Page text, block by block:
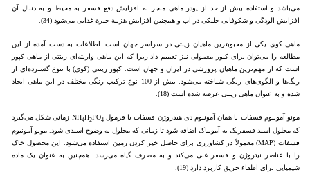
می‌باشد و استفاده بیش از حد از پودر ماهی منجر به افزایش دفع فسفر به محیط و به دنبال آن
افزایش آلودگی و شکوفایی جلبکی در آب و همچنین افزایش هزینۀ جیرۀ غذایی می‌شود (34).
ماهی کوی یکی از محبوب‎ترین ماهیان زینتی در سراسر جهان است. اطلاعات به دست آمده از این
مطالعه را می‌توان برای کپور معمولی نیز تعمیم داد زیرا که این ماهی واریته‌ای زینتی از ماهی کپور
است که از مهم‌ترین ماهیان پرورشی در ایران و جهان است. کپور زینتی (کوی) با تنوع گسترده‌ای از
رنگ‌ها و الگوی‌های رنگی شناخته می‌شود. بیش از 100 نوع ترکیب رنگی مختلف در این ماهی ایجاد
شده و به عنوان ماهی زینتی عرضه شده است (18).
مونو آمونیوم فسفات یا همان آمونیوم دی هیدروژن فسفات با فرمول NH 4H2PO4
زمانی شکل می‌گیرد
که محلول اسید فسفریک به آمونیاک اضافه شود تا زمانی که محلول به وضوح اسیدی شود. مونو آمونیوم
فسفات (MAP) معمولاً در کشاورزی برای حاصل خیز کردن زمین استفاده می‌شود. این محصول خاک
را با عناصر نیتروژن و فسفر غنی می‌کند و به مصرف گیاه می‌رسد. همچنین به عنوان یک ماده
شیمیایی برای اطفاء حریق کاربرد دارد (19).